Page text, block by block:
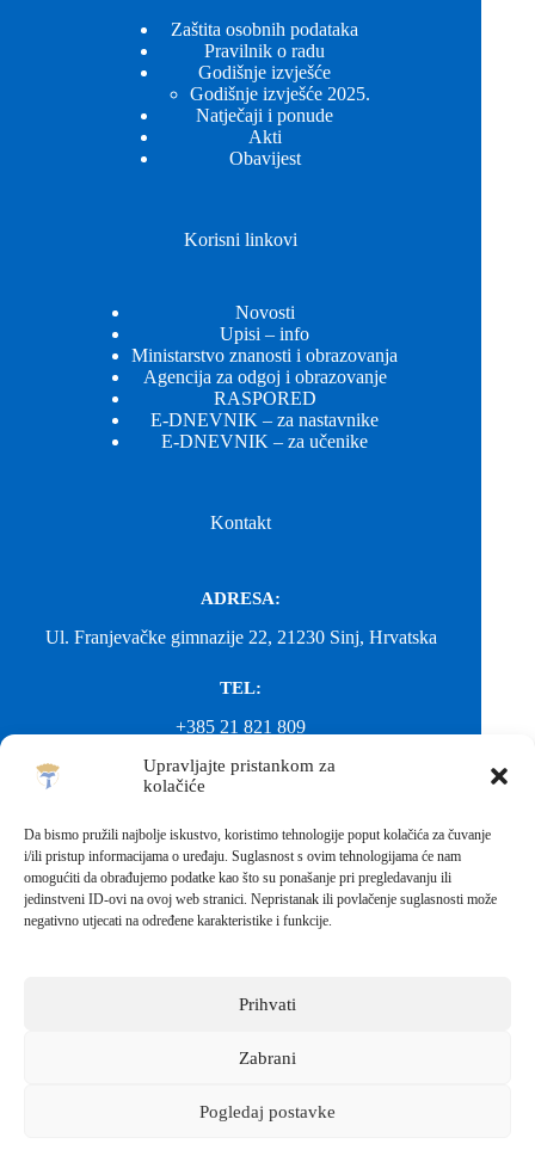
Upravljajte pristankom za
kolačiće
Da bismo pružili najbolje iskustvo, koristimo tehnologije poput kolačića za čuvanje
i/ili pristup informacijama o uređaju. Suglasnost s ovim tehnologijama će nam
omogućiti da obrađujemo podatke kao što su ponašanje pri pregledavanju ili
jedinstveni ID-ovi na ovoj web stranici. Nepristanak ili povlačenje suglasnosti može
negativno utjecati na određene karakteristike i funkcije.
Prihvati
Zabrani
Pogledaj postavke
Zaštita osobnih podataka
Pravilnik o radu
Godišnje izvješće
Godišnje izvješće 2025.
Natječaji i ponude
Akti
Obavijest
Korisni linkovi
Novosti
Upisi – info
Ministarstvo znanosti i obrazovanja
Agencija za odgoj i obrazovanje
RASPORED
E-DNEVNIK – za nastavnike
E-DNEVNIK – za učenike
Kontakt
ADRESA:
Ul. Franjevačke gimnazije 22, 21230 Sinj, Hrvatska
TEL:
+385 21 821 809
EMAIL:
EMAIL:
fkgsinj@gmail.com
Svako neovlašteno preuzimanje fotografija i sadržaja s ove web
Sva prava pridržana © 2026 - FRANJEVAČKA KLASIČNA
PRAVOM JAVNOSTI